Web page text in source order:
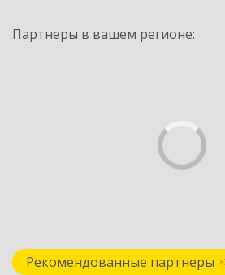
Партнеры в вашем регионе:
Рекомендованные партнеры